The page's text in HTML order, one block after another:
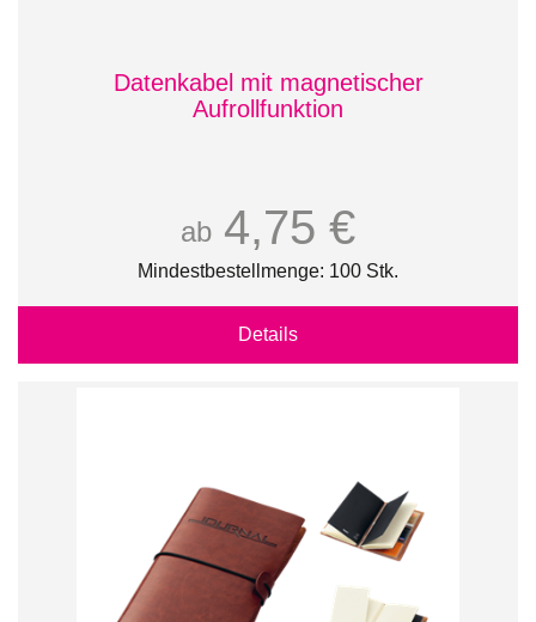
Datenkabel mit magnetischer
Aufrollfunktion
ab 4,75 €
Mindestbestellmenge: 100 Stk.
Details